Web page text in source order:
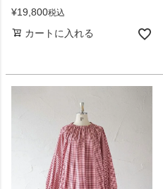
¥19,800税込
カートに入れる